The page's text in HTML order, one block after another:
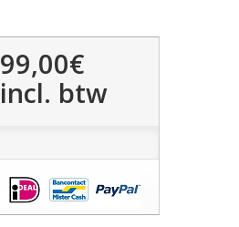
99,00€
incl. btw